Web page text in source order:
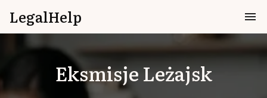
LegalHelp
EksmisjeLeżajsk